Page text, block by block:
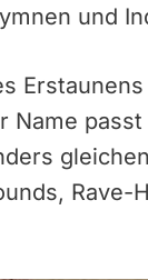
und
Rave-